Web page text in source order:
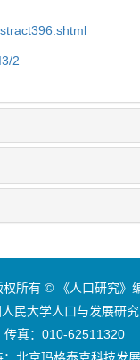
2
所有 © 《人口研究》
民大学人口与发展研
真：010-62511320